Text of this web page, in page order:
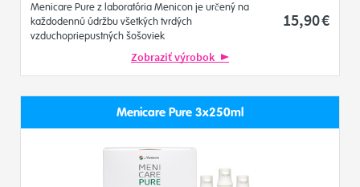
Menicare Pure z laboratória Menicon je určený na
každodennú údržbu všetkých tvrdých
vzduchopriepustných šošoviek
15,90€
Zobraziť výrobok
Menicare Pure 3x250ml